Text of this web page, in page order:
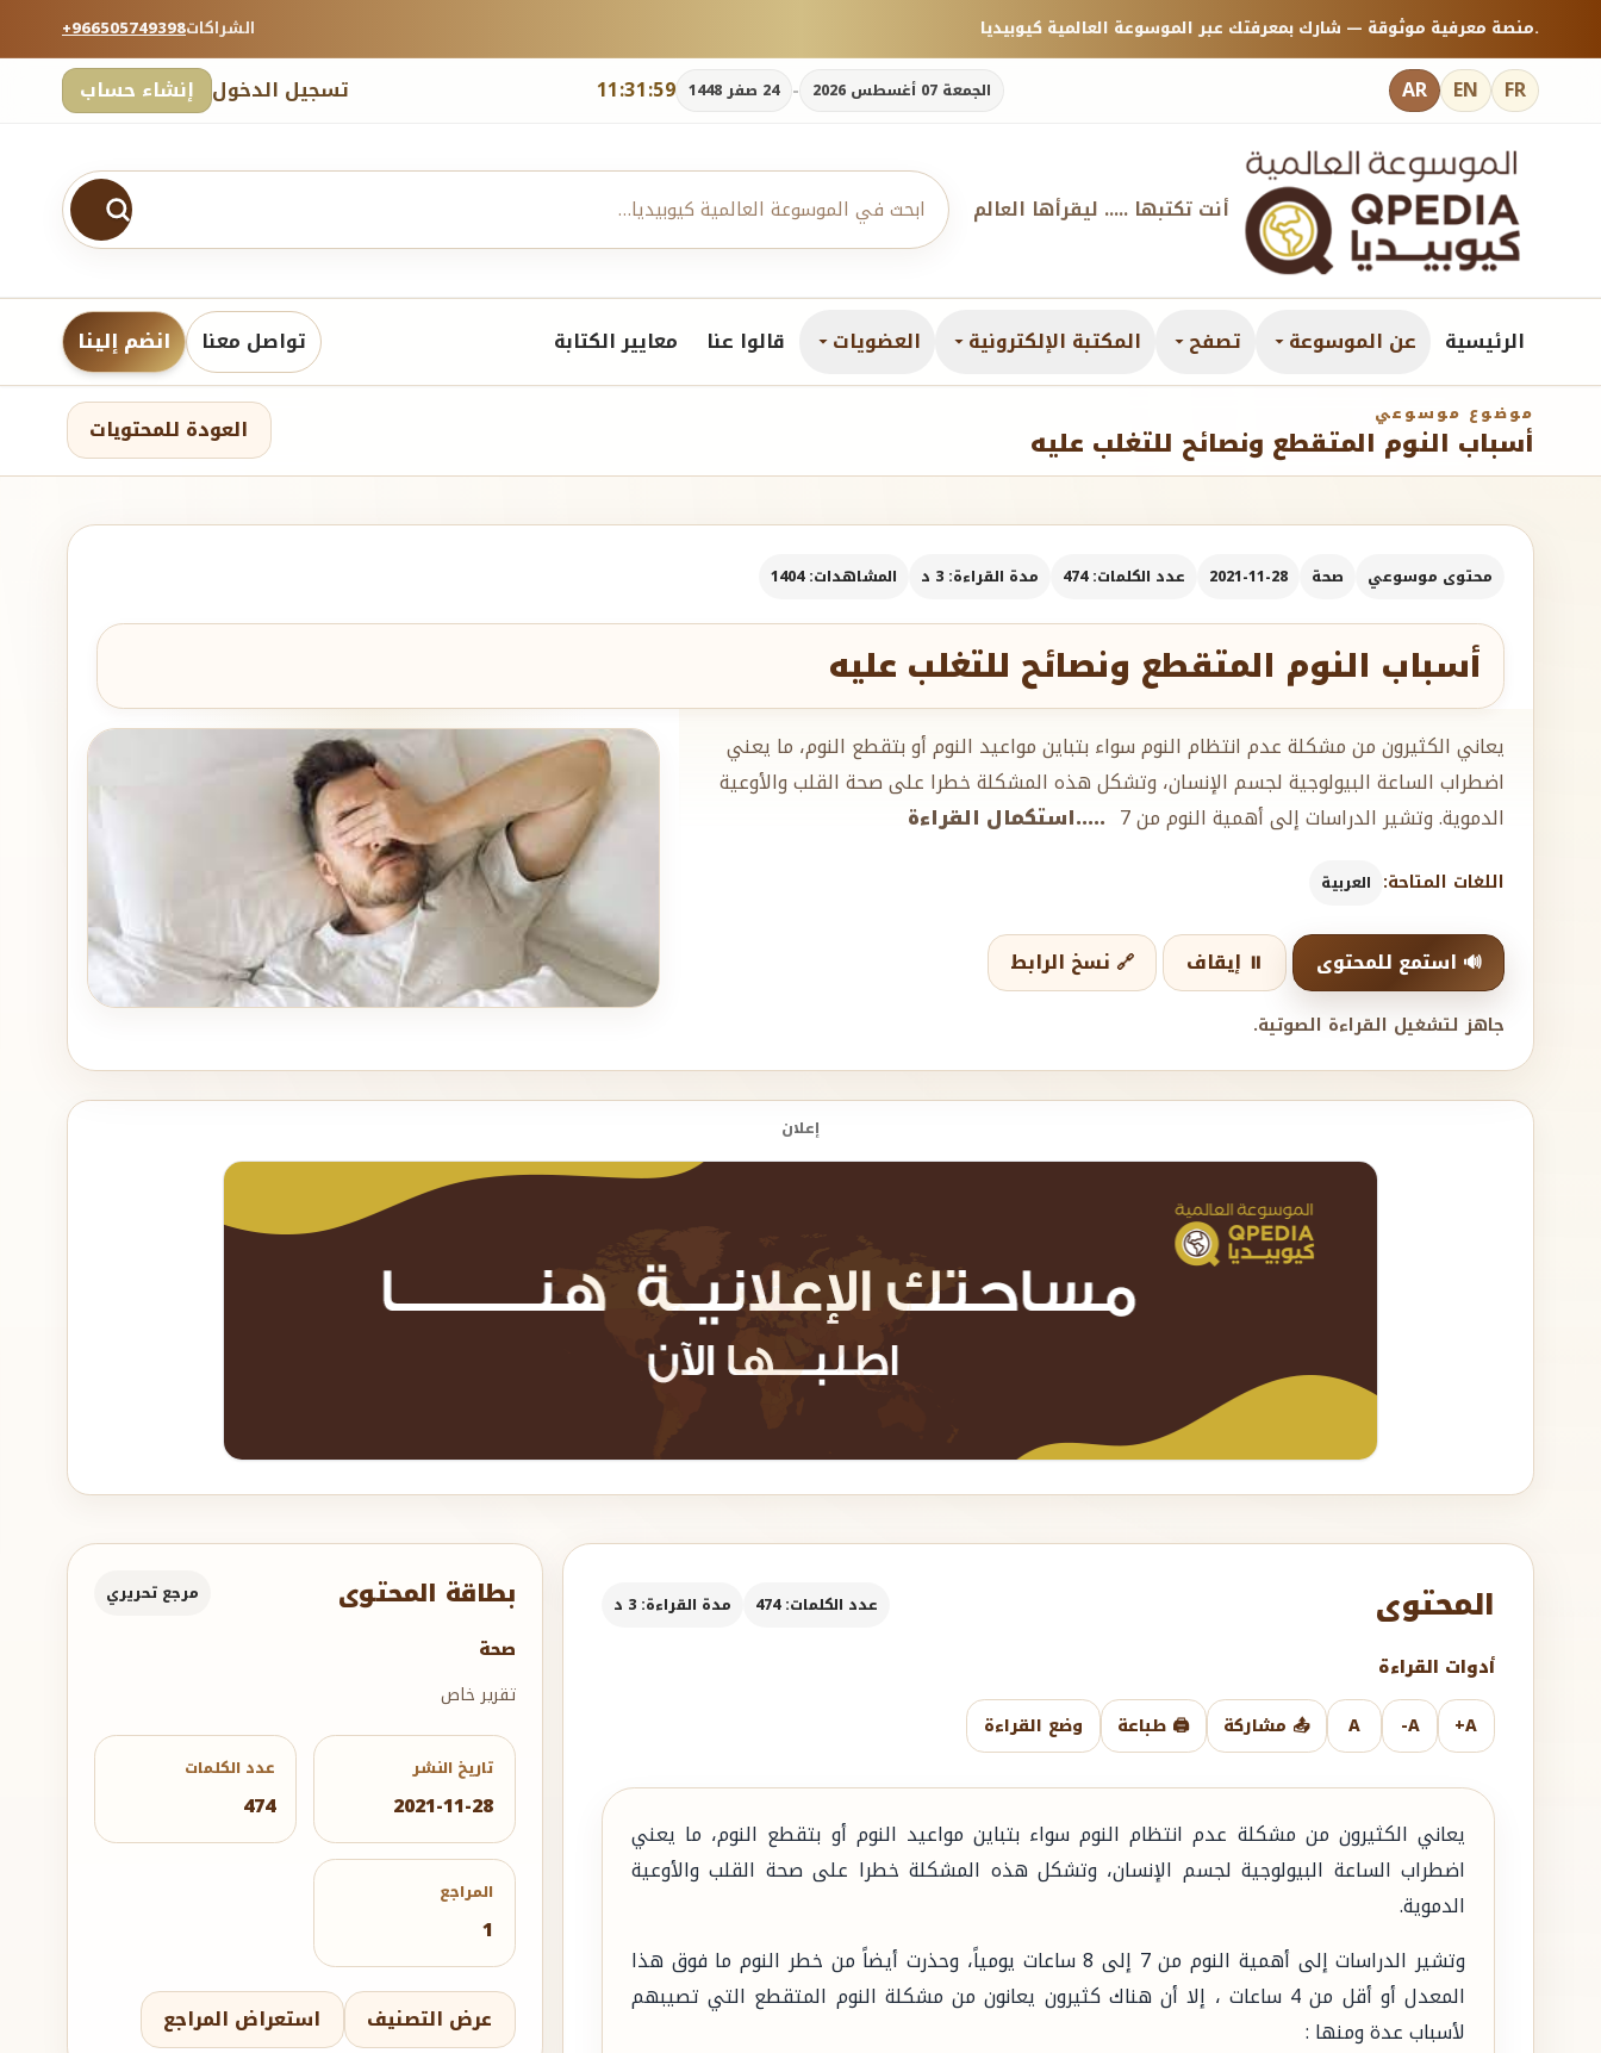
+966505749398الشراكات منصة معرفية موثوقة — شارك بمعرفتك عبر الموسوعة العالمية كيوبيديا.
تسجيل الدخول إنشاء حساب 11:32:00 الجمعة 07 أغسطس 2026 - 24 صفر 1448 AR EN FR
أنت تكتبها ..... ليقرأها العالم
الرئيسية عن الموسوعة تصفح المكتبة الإلكترونية العضويات قالوا عنا معايير الكتابة تواصل معنا انضم إلينا
موضوع موسوعي
أسباب النوم المتقطع ونصائح للتغلب عليه العودة للمحتويات
محتوى موسوعي صحة 2021-11-28 عدد الكلمات: 474 مدة القراءة: 3 د المشاهدات: 1404
أسباب النوم المتقطع ونصائح للتغلب عليه
يعاني الكثيرون من مشكلة عدم انتظام النوم سواء بتباين مواعيد النوم أو بتقطع النوم، ما يعني
اضطراب الساعة البيولوجية لجسم الإنسان، وتشكل هذه المشكلة خطرا على صحة القلب والأوعية
الدموية. وتشير الدراسات إلى أهمية النوم من 7
.....استكمال القراءة
اللغات المتاحة: العربية
🔊 استمع للمحتوى ⏸️ إيقاف 🔗 نسخ الرابط
جاهز لتشغيل القراءة الصوتية.
إعلان
بطاقة المحتوى مرجع تحريري
صحة
تقرير خاص
تاريخ النشر
2021-11-28
عدد الكلمات
474
المراجع
1
عرض التصنيف استعراض المراجع
المحتوى عدد الكلمات: 474 مدة القراءة: 3 د
أدوات القراءة
A+
A-
A 📤 مشاركة 🖨️ طباعة وضع القراءة
يعاني الكثيرون من مشكلة عدم انتظام النوم سواء بتباين مواعيد النوم أو بتقطع النوم، ما يعني
اضطراب الساعة البيولوجية لجسم الإنسان، وتشكل هذه المشكلة خطرا على صحة القلب والأوعية
الدموية.
وتشير الدراسات إلى أهمية النوم من 7 إلى 8 ساعات يومياً، وحذرت أيضاً من خطر النوم ما فوق هذا
المعدل أو أقل من 4 ساعات ، إلا أن هناك كثيرون يعانون من مشكلة النوم المتقطع التي تصيبهم
لأسباب عدة ومنها :